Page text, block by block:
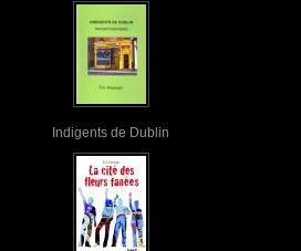
Indigents de Dublin